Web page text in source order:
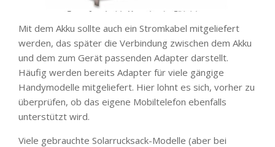
Mit dem Akku sollte auch ein Stromkabel mitgeliefert
werden, das später die Verbindung zwischen dem Akku
und dem zum Gerät passenden Adapter darstellt.
Häufig werden bereits Adapter für viele gängige
Handymodelle mitgeliefert. Hier lohnt es sich, vorher zu
überprüfen, ob das eigene Mobiltelefon ebenfalls
unterstützt wird.
Viele gebrauchte Solarrucksack-Modelle (aber bei